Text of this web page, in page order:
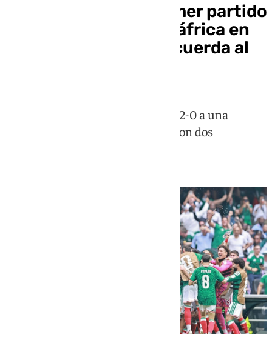
México se lleva el primer partido
del Mundial ante Sudáfrica en
un encuentro que recuerda al
'El Tri' estrenó el Mundial con un 2-0 a una
errática Sudáfrica y que terminó con dos